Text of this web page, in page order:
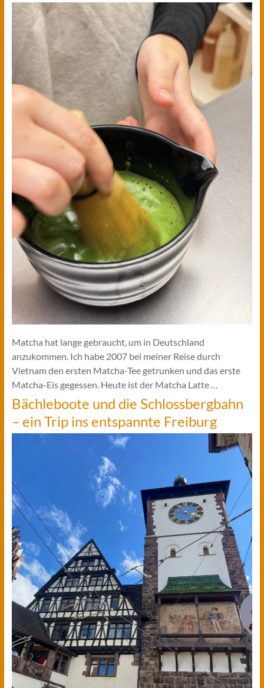
Matcha hat lange gebraucht, um in Deutschland
anzukommen. Ich habe 2007 bei meiner Reise durch
Vietnam den ersten Matcha-Tee getrunken und das erste
Matcha-Eis gegessen. Heute ist der Matcha Latte …
Bächleboote und die Schlossbergbahn
– ein Trip ins entspannte Freiburg